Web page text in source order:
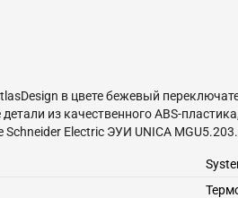
в цвете бежевый
из качественного ABS-
Electric ЭУИ UNICA